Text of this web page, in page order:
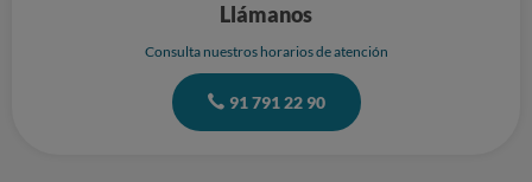
Llámanos
Consulta nuestros horarios de atención
91 791 22 90